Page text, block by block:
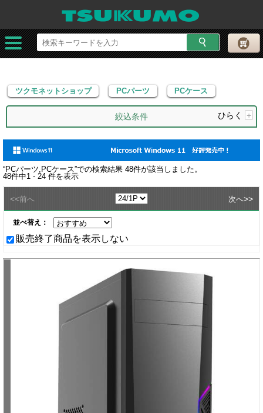
ツクモネットショップ PCパーツ
ツクモネットショップ PCパーツ PCケース
絞込条件 ひらく +
“PCパーツ,PCケース”での検索結果 48件が該当しました。
48件中1 - 24 件を表示
<<前へ 次へ>>
並べ替え：
販売終了商品を表示しない